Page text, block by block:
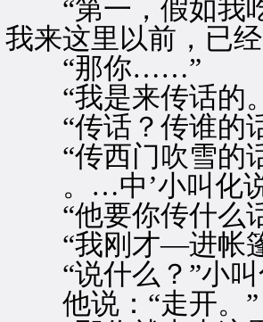
“第一，假如我吃
我来这里以前，已
“那你……”
“我是来传话的
“传话？传谁的
“传西门吹雪的
。…中’小叫化说
“他要你传什么
“我刚才—进帐篷
“说什么？”小叫
他说：“走开。”